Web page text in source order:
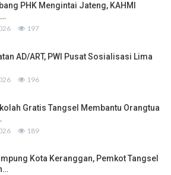
PHK Mengintai Jateng, KAHMI
197
AD/ART, PWI Pusat Sosialisasi Lima
196
Gratis Tangsel Membantu Orangtua
189
Kota Keranggan, Pemkot Tangsel